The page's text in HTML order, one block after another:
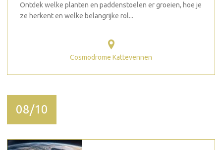
Ontdek welke planten en paddenstoelen er groeien, hoe je
ze herkent en welke belangrijke rol...
Cosmodrome Kattevennen
08/10